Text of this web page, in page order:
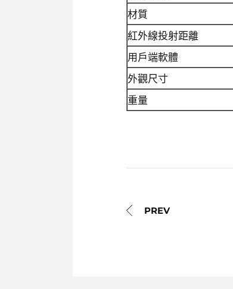
材質
紅外線投射距離
用戶端軟體
外觀尺寸
重量